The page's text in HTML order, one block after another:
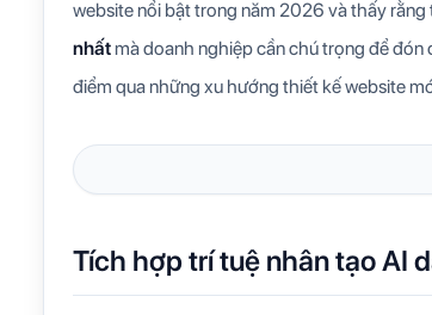
website nổi bật trong năm 2026 và thấy rằng
nhất mà doanh nghiệp cần chú trọng để
điểm qua những xu hướng thiết kế website
Tích hợp trí tuệ nhân tạo AI